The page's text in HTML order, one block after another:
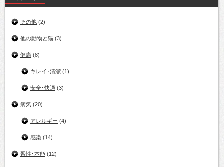
その他 (2)
他の動物と猫 (3)
健康 (8)
キレイ･清潔 (1)
安全･快適 (3)
病気 (20)
アレルギー (4)
感染 (14)
習性･本能 (12)